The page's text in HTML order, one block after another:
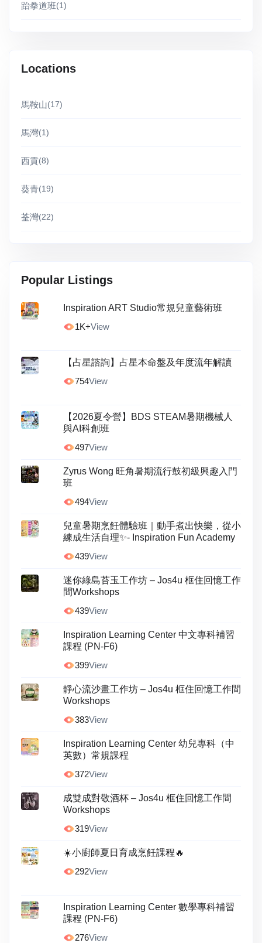
跆拳道班(1)
Locations
馬鞍山(17)
馬灣(1)
西貢(8)
葵青(19)
荃灣(22)
Popular Listings
Inspiration ART Studio常規兒童藝術班
1K+View
【占星諮詢】占星本命盤及年度流年解讀
754View
【2026夏令營】BDS STEAM暑期機械人
與AI科創班
497View
Zyrus Wong 旺角暑期流行鼓初級興趣入門
班
494View
兒童暑期烹飪體驗班｜動手煮出快樂，從小
練成生活自理✨- Inspiration Fun Academy
439View
迷你綠島苔玉工作坊 – Jos4u 框住回憶工作
間Workshops
439View
Inspiration Learning Center 中文專科補習
課程 (PN-F6)
399View
靜心流沙畫工作坊 – Jos4u 框住回憶工作間
Workshops
383View
Inspiration Learning Center 幼兒專科（中
英數）常規課程
372View
成雙成對敬酒杯 – Jos4u 框住回憶工作間
Workshops
319View
☀️小廚師夏日育成烹飪課程🔥
292View
Inspiration Learning Center 數學專科補習
課程 (PN-F6)
276View